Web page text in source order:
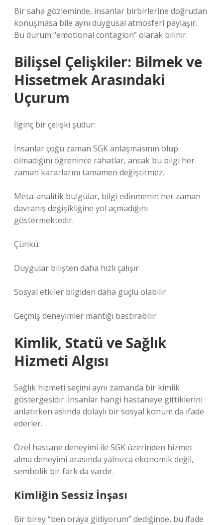
Bir saha gözleminde, insanlar birbirlerine doğrudan
konuşmasa bile aynı duygusal atmosferi paylaşır.
Bu durum “emotional contagion” olarak bilinir.
Bilişsel Çelişkiler: Bilmek ve
Hissetmek Arasındaki
Uçurum
İlginç bir çelişki şudur:
İnsanlar çoğu zaman SGK anlaşmasının olup
olmadığını öğrenince rahatlar, ancak bu bilgi her
zaman kararlarını tamamen değiştirmez.
Meta-analitik bulgular, bilgi edinmenin her zaman
davranış değişikliğine yol açmadığını
göstermektedir.
Çünkü:
Duygular bilişten daha hızlı çalışır
Sosyal etkiler bilgiden daha güçlü olabilir
Geçmiş deneyimler mantığı bastırabilir
Kimlik, Statü ve Sağlık
Hizmeti Algısı
Sağlık hizmeti seçimi aynı zamanda bir kimlik
göstergesidir. İnsanlar hangi hastaneye gittiklerini
anlatırken aslında dolaylı bir sosyal konum da ifade
ederler.
Özel hastane deneyimi ile SGK üzerinden hizmet
alma deneyimi arasında yalnızca ekonomik değil,
sembolik bir fark da vardır.
Kimliğin Sessiz İnşası
Bir birey “ben oraya gidiyorum” dediğinde, bu ifade